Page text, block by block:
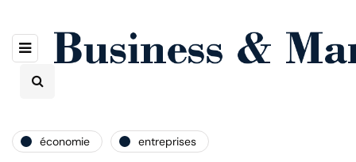
économie entreprises